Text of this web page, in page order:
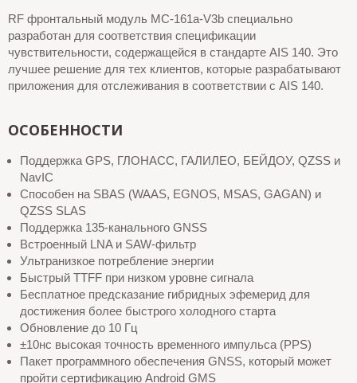
RF фронтальный модуль MC-161a-V3b специально
разработан для соответствия спецификации
чувствительности, содержащейся в стандарте AIS 140. Это
лучшее решение для тех клиентов, которые разрабатывают
приложения для отслеживания в соответствии с AIS 140.
ОСОБЕННОСТИ
Поддержка GPS, ГЛОНАСС, ГАЛИЛЕО, БЕЙДОУ, QZSS и
NavIC
Способен на SBAS (WAAS, EGNOS, MSAS, GAGAN) и
QZSS SLAS
Поддержка 135-канального GNSS
Встроенный LNA и SAW-фильтр
Ультранизкое потребление энергии
Быстрый TTFF при низком уровне сигнала
Бесплатное предсказание гибридных эфемерид для
достижения более быстрого холодного старта
Обновление до 10 Гц
±10нс высокая точность временного импульса (PPS)
Пакет программного обеспечения GNSS, который может
пройти сертификацию Android GMS